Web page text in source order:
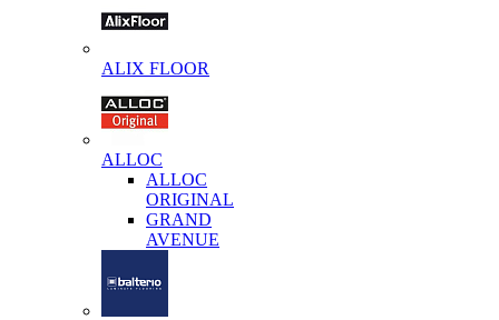
ALIX FLOOR
ALLOC
ALLOC
ORIGINAL
GRAND
AVENUE